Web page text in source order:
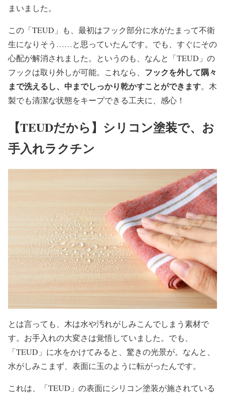
まいました。
この「TEUD」も、最初はフック部分に水がたまって不衛
生になりそう……と思っていたんです。でも、すぐにその
心配が解消されました。というのも、なんと「TEUD」の
フックは取り外しが可能。これなら、 フックを外して隅々
まで洗えるし、中までしっかり乾かすことができます。木
製でも清潔な状態をキープできる工夫に、感心！
【TEUDだから】シリコン塗装で、お
手入れラクチン
とは言っても、木は水や汚れがしみこんでしまう素材で
す。お手入れの大変さは覚悟していました。でも、
「TEUD」に水をかけてみると、驚きの光景が。なんと、
水がしみこまず、表面に玉のように転がったんです。
これは、「TEUD」の表面にシリコン塗装が施されている